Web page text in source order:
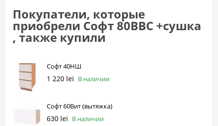
Покупатели, которые
приобрели Софт 80ВВС +сушка
, также купили
Софт 40НШ
1 220 lei В наличии
Софт 60Вит (вытяжка)
630 lei В наличии